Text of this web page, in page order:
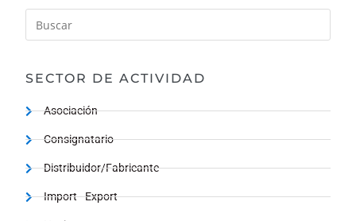
SECTOR DE ACTIVIDAD
Asociación
Consignatario
Distribuidor/Fabricante
Import - Export